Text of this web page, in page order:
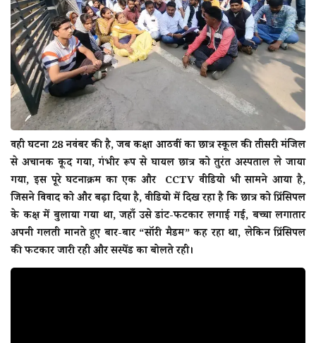
वही घटना 28 नवंबर की है, जब कक्षा आठवीं का छात्र स्कूल की तीसरी मंजिल
से अचानक कूद गया, गंभीर रूप से घायल छात्र को तुरंत अस्पताल ले जाया
गया, इस पूरे घटनाक्रम का एक और CCTV वीडियो भी सामने आया है,
जिसने विवाद को और बढ़ा दिया है, वीडियो में दिख रहा है कि छात्र को प्रिंसिपल
के कक्ष में बुलाया गया था, जहाँ उसे डांट-फटकार लगाई गई, बच्चा लगातार
अपनी गलती मानते हुए बार-बार “सॉरी मैडम” कह रहा था, लेकिन प्रिंसिपल
की फटकार जारी रही और सस्पेंड का बोलते रही।